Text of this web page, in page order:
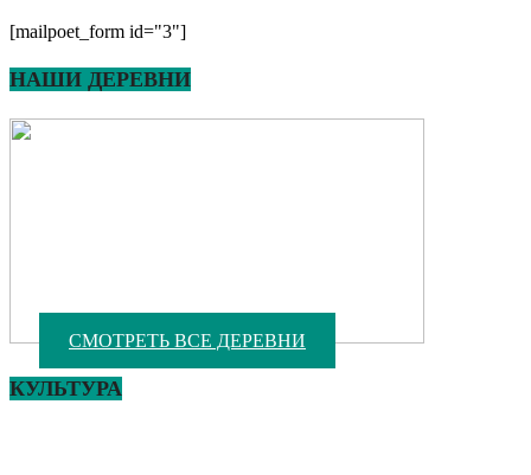
[mailpoet_form id="3"]
НАШИ ДЕРЕВНИ
СМОТРЕТЬ ВСЕ ДЕРЕВНИ
КУЛЬТУРА